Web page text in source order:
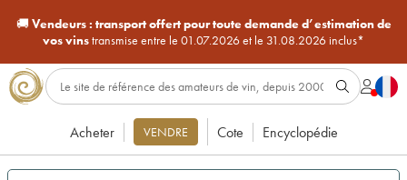
🚚Vendeurs : transport offert pour toute demande d’estimation de
vos vinstransmise entre le 01.07.2026 et le 31.08.2026 inclus*
Acheter VENDRE Cote Encyclopédie